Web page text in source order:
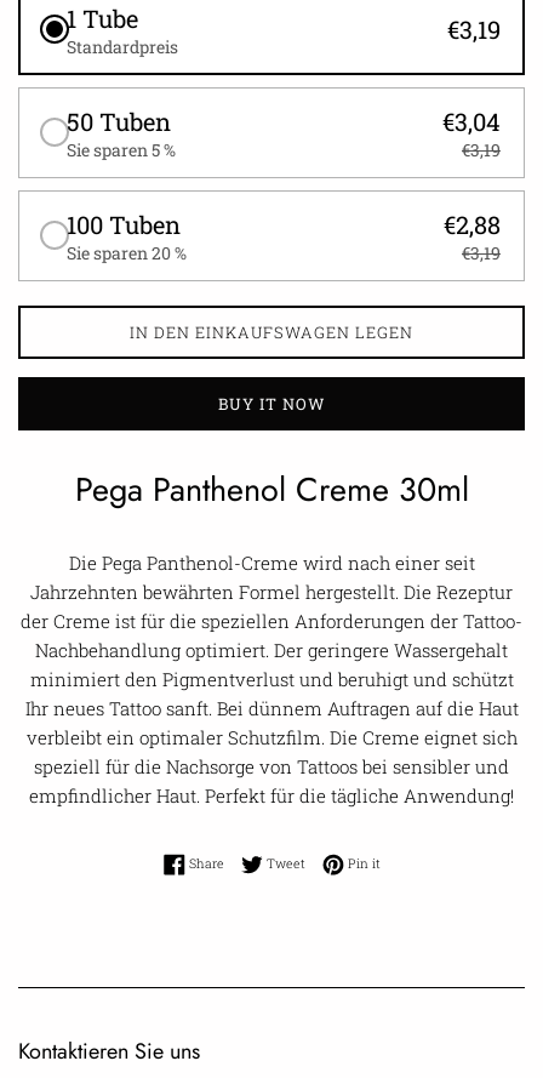
1 Tube
Standardpreis
€3,19
50 Tuben
Sie sparen 5 %
€3,04
€3,19
100 Tuben
Sie sparen 20 %
€2,88
€3,19
IN DEN EINKAUFSWAGEN LEGEN
BUY IT NOW
Pega Panthenol Creme 30ml
Die Pega Panthenol-Creme wird nach einer seit
Jahrzehnten bewährten Formel hergestellt. Die Rezeptur
der Creme ist für die speziellen Anforderungen der Tattoo-
Nachbehandlung optimiert. Der geringere Wassergehalt
minimiert den Pigmentverlust und beruhigt und schützt
Ihr neues Tattoo sanft. Bei dünnem Auftragen auf die Haut
verbleibt ein optimaler Schutzfilm. Die Creme eignet sich
speziell für die Nachsorge von Tattoos bei sensibler und
empfindlicher Haut. Perfekt für die tägliche Anwendung!
ShareShare on Facebook
TweetTweet on Twitter
Pin itPin on Pinterest
Kontaktieren Sie uns